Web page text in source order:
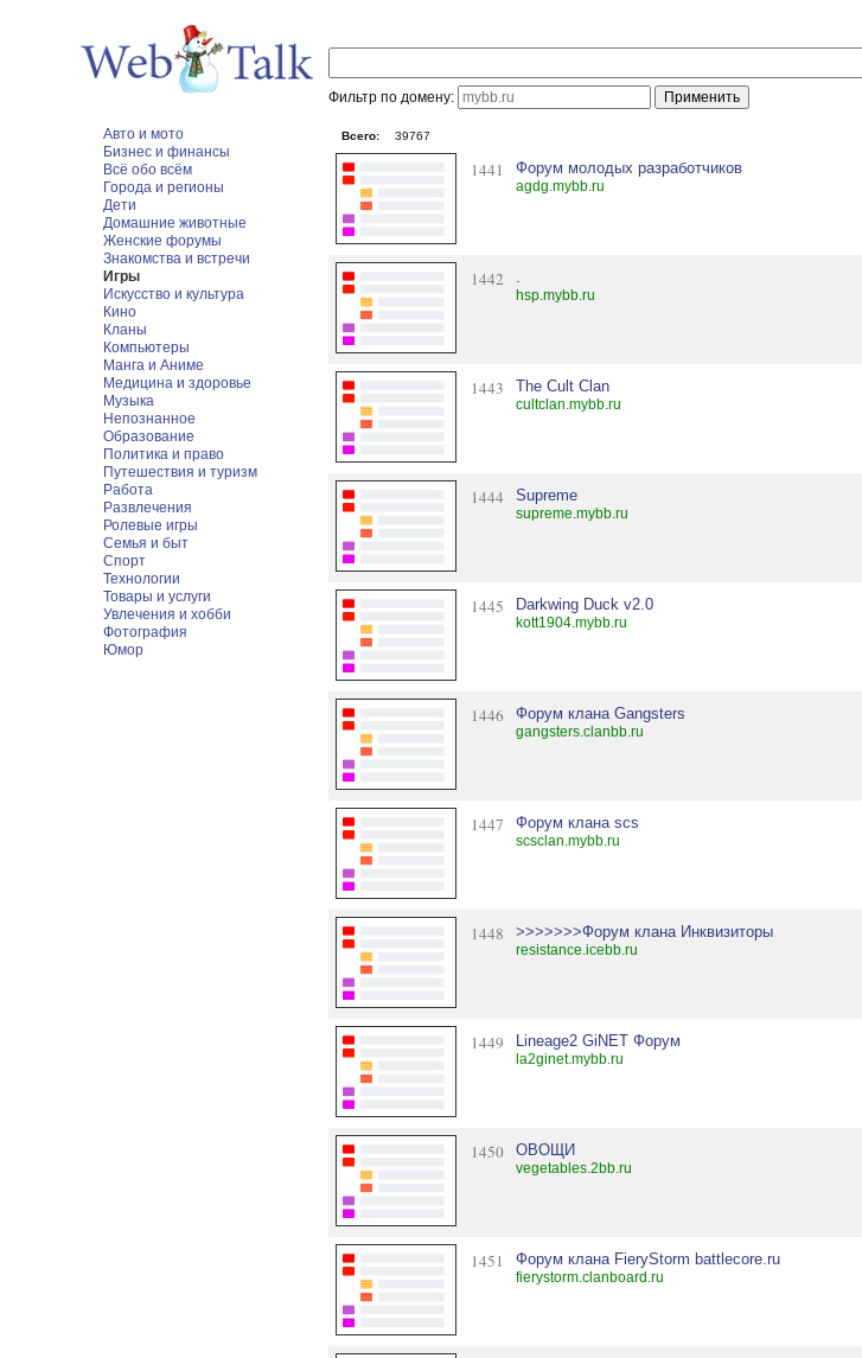
Фильтр по домену:
Авто и мото
Бизнес и финансы
Всё обо всём
Города и регионы
Дети
Домашние животные
Женские форумы
Знакомства и встречи
Игры
Искусство и культура
Кино
Кланы
Компьютеры
Манга и Аниме
Медицина и здоровье
Музыка
Непознанное
Образование
Политика и право
Путешествия и туризм
Работа
Развлечения
Ролевые игры
Семья и быт
Спорт
Технологии
Товары и услуги
Увлечения и хобби
Фотография
Юмор
Всего: 39767
1441 Форум молодых разработчиков
agdg.mybb.ru
1442 .
hsp.mybb.ru
1443 The Cult Clan
cultclan.mybb.ru
1444 Supreme
supreme.mybb.ru
1445 Darkwing Duck v2.0
kott1904.mybb.ru
1446 Форум клана Gangsters
gangsters.clanbb.ru
1447 Форум клана scs
scsclan.mybb.ru
1448 >>>>>>>Форум клана Инквизиторы
resistance.icebb.ru
1449 Lineage2 GiNET Форум
la2ginet.mybb.ru
1450 ОВОЩИ
vegetables.2bb.ru
1451 Форум клана FieryStorm battlecore.ru
fierystorm.clanboard.ru